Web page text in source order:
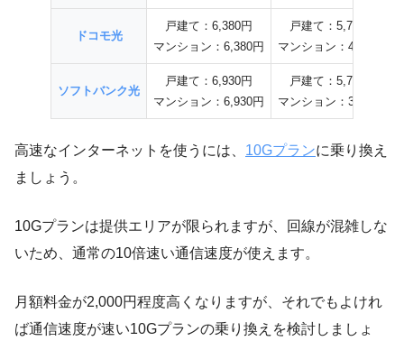
ドコモ光
戸建て：6,380円
マンション：6,380円
戸建て：5,720円
マンション：4,400円
ソフトバンク光
戸建て：6,930円
マンション：6,930円
戸建て：5,720円
マンション：3,608円
高速なインターネットを使うには、 10Gプランに乗り換え
ましょう 。
10Gプランは提供エリアが限られますが、回線が混雑しな
いため、通常の10倍速い通信速度が使えます。
月額料金が2,000円程度高くなりますが 、それでもよけれ
ば通信速度が速い10Gプランの乗り換えを検討しましょ